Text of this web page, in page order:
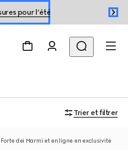
pour l’été
Trier et filtrer
Forte dei Marmi et en ligne en exclusivité